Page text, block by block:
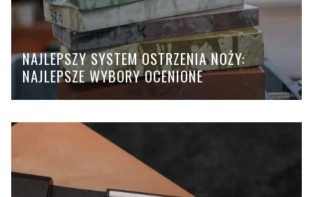
NAJLEPSZY SYSTEM OSTRZENIA NOŻY:
NAJLEPSZE WYBORY OCENIONE